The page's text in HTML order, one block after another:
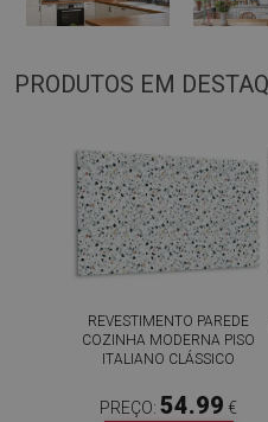
PRODUTOS EM
REVESTIMENTO PAREDE
COZINHA MODERNA PISO
ITALIANO CLÁSSICO
PREÇO: 54.99 €